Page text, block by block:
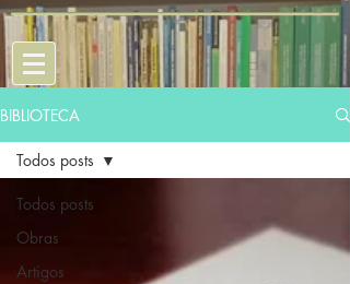
BIBLIOTECA
Todos posts
Obras
Artigos
Todos posts